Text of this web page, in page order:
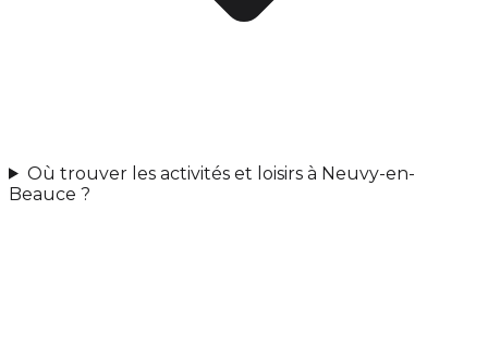
Où trouver les activités et loisirs à Neuvy-en-
Beauce ?